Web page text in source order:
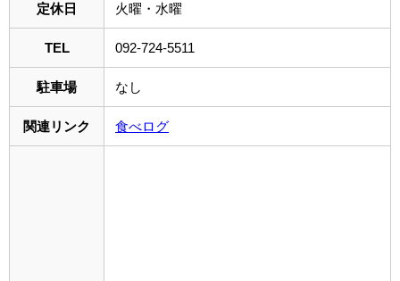
定休日 火曜・水曜
TEL 092-724-5511
駐車場 なし
関連リンク 食べログ